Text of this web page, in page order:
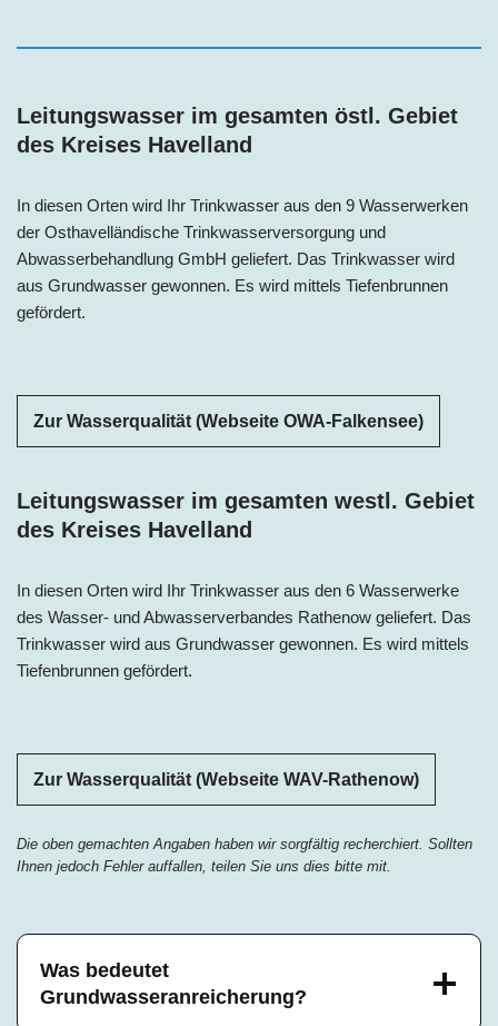
Leitungswasser im gesamten östl. Gebiet
des Kreises Havelland
In diesen Orten wird Ihr Trinkwasser aus den 9 Wasserwerken
der Osthavelländische Trinkwasserversorgung und
Abwasserbehandlung GmbH geliefert. Das Trinkwasser wird
aus Grundwasser gewonnen. Es wird mittels Tiefenbrunnen
gefördert.
Zur Wasserqualität (Webseite OWA-Falkensee)
Leitungswasser im gesamten westl. Gebiet
des Kreises Havelland
In diesen Orten wird Ihr Trinkwasser aus den 6 Wasserwerke
des Wasser- und Abwasserverbandes Rathenow geliefert. Das
Trinkwasser wird aus Grundwasser gewonnen. Es wird mittels
Tiefenbrunnen gefördert.
Zur Wasserqualität (Webseite WAV-Rathenow)
Die oben gemachten Angaben haben wir sorgfältig recherchiert. Sollten
Ihnen jedoch Fehler auffallen, teilen Sie uns dies bitte mit.
Was bedeutet
Grundwasseranreicherung?